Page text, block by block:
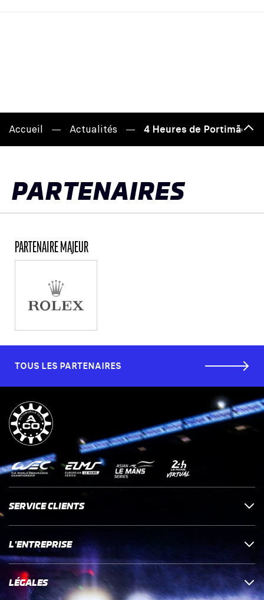
Accueil Actualités 4 Heures de Portimão :
de
PARTENAIRES
PARTENAIRE MAJEUR
TOUS LES PARTENAIRES
SERVICE CLIENTS
L'ENTREPRISE
LÉGALES